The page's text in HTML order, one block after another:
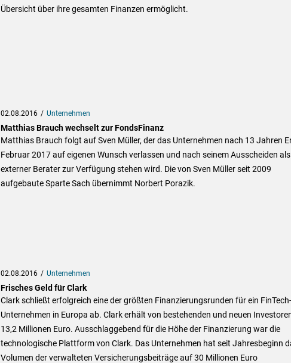
Übersicht über ihre gesamten Finanzen ermöglicht.
02.08.2016 Unternehmen
Matthias Brauch wechselt zur FondsFinanz
Matthias Brauch folgt auf Sven Müller, der das Unternehmen nach 13 Jahren
Februar 2017 auf eigenen Wunsch verlassen und nach seinem Ausscheiden als
externer Berater zur Verfügung stehen wird. Die von Sven Müller seit 2009
aufgebaute Sparte Sach übernimmt Norbert Porazik.
02.08.2016 Unternehmen
Frisches Geld für Clark
Clark schließt erfolgreich eine der größten Finanzierungsrunden für ein FinTech-
Unternehmen in Europa ab. Clark erhält von bestehenden und neuen
13,2 Millionen Euro. Ausschlaggebend für die Höhe der Finanzierung war die
technologische Plattform von Clark. Das Unternehmen hat seit Jahresbeginn
Volumen der verwalteten Versicherungsbeiträge auf 30 Millionen Euro